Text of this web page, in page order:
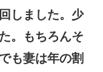
しました。少
。もちろんそ
も妻は年の割